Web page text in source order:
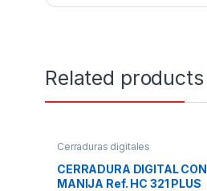
Related products
Cerraduras digitales
CERRADURA DIGITAL CON
MANIJA Ref. HC 321 PLUS